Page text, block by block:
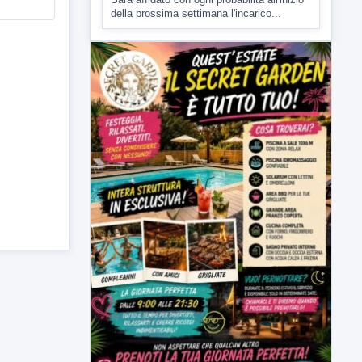
7 AGOSTO 2026 CRONACA
Malore o aggressione? Sarà
l'autopsia a chiarire il giallo di Villa
Adriana
Sarà affidato con ogni probabilità all'inizio
della prossima settimana l'incarico...